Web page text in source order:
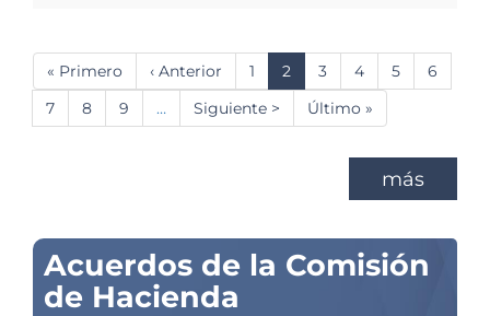
Paginación
Primera
página
« Primero
Página
anterior
‹ Anterior Página
1
Página
actual
2 Página
3 Página
4 Página
5 Página
6
Página
7 Página
8 Página
9 …
Siguiente
página
Siguiente >
Última
página
Último »
más
Acuerdos de la Comisión
de Hacienda